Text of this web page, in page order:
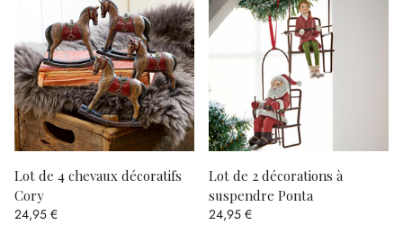
Lot de 4 chevaux décoratifs
Cory
24,95 €
Lot de 2 décorations à
suspendre Ponta
24,95 €